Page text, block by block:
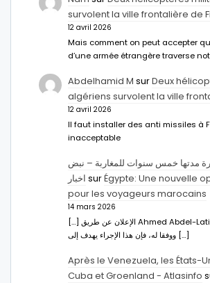
survolent la ville frontalière de
12 avril 2026
Mais comment on peut accepter
d’une armée étrangère traverse
Abdelhamid M surDeux
algériens survolent la ville
12 avril 2026
Il faut installer des anti missiles à
inacceptable
مدتها خمس سنوات للمغاربة – نبض
اخبار surÉgypte: Une nouvelle
pour les voyageurs marocains
14 mars 2026
[…] الإعلان عن طريق Ahmed Abdel-Latifسفير مصر بالرباط.
ووفقا له، فإن هذا الإجراء يهدف إلى […]
Après le Venezuela, les États-
Cuba et Groenland - Atlasinfo